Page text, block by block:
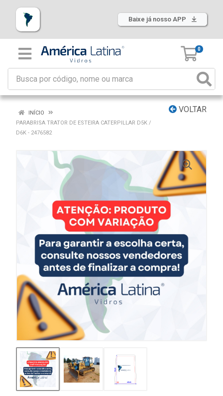
Baixe já nosso APP
0
VOLTAR
INÍCIO
PARABRISA TRATOR DE ESTEIRA CATERPILLAR D5K /
D6K - 2476582